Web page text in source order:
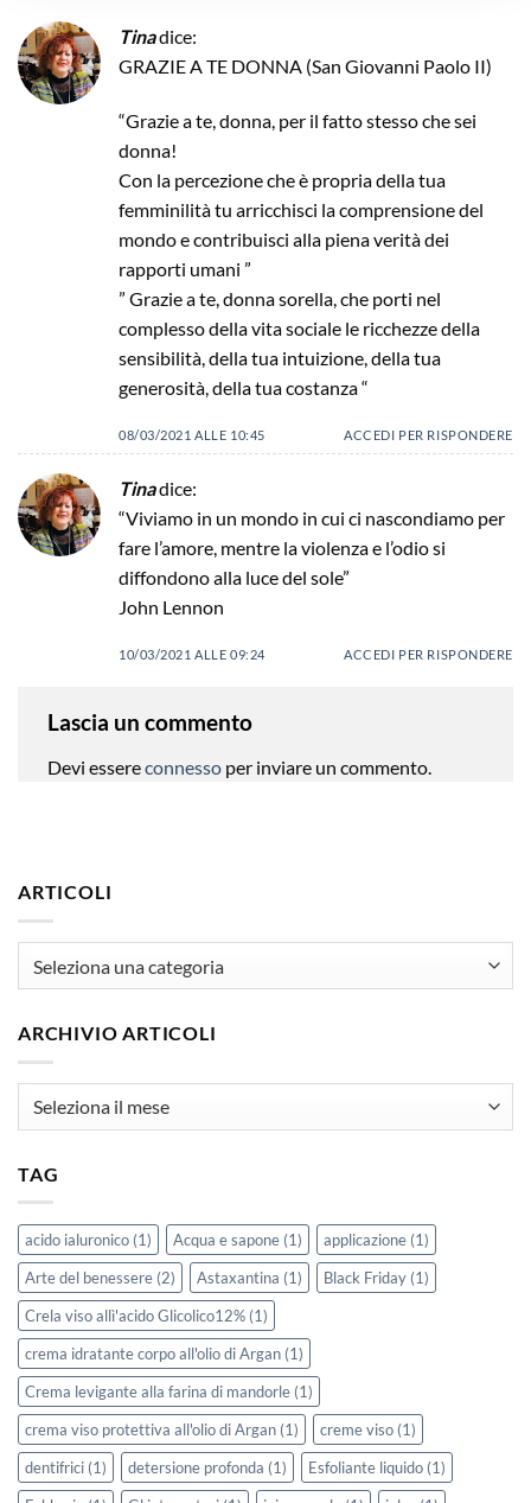
Tinadice:
GRAZIE A TE DONNA (San Giovanni Paolo II)
“Grazie a te, donna, per il fatto stesso che sei
donna!
Con la percezione che è propria della tua
femminilità tu arricchisci la comprensione del
mondo e contribuisci alla piena verità dei
rapporti umani ”
” Grazie a te, donna sorella, che porti nel
complesso della vita sociale le ricchezze della
sensibilità, della tua intuizione, della tua
generosità, della tua costanza “
08/03/2021 ALLE 10:45 ACCEDI PER RISPONDERE
Tinadice:
“Viviamo in un mondo in cui ci nascondiamo per
fare l’amore, mentre la violenza e l’odio si
diffondono alla luce del sole”
John Lennon
10/03/2021 ALLE 09:24 ACCEDI PER RISPONDERE
Lascia un commento
Devi essereconnesso per inviare un commento.
ARTICOLI
ARCHIVIO ARTICOLI
TAG
acido ialuronico (1) Acqua e sapone (1) applicazione (1)
Arte del benessere (2) Astaxantina (1) Black Friday (1)
Crela viso allì'acido Glicolico12% (1)
crema idratante corpo all'olio di Argan (1)
Crema levigante alla farina di mandorle (1)
crema viso protettiva all'olio di Argan (1) creme viso (1)
dentifrici (1) detersione profonda (1) Esfoliante liquido (1)